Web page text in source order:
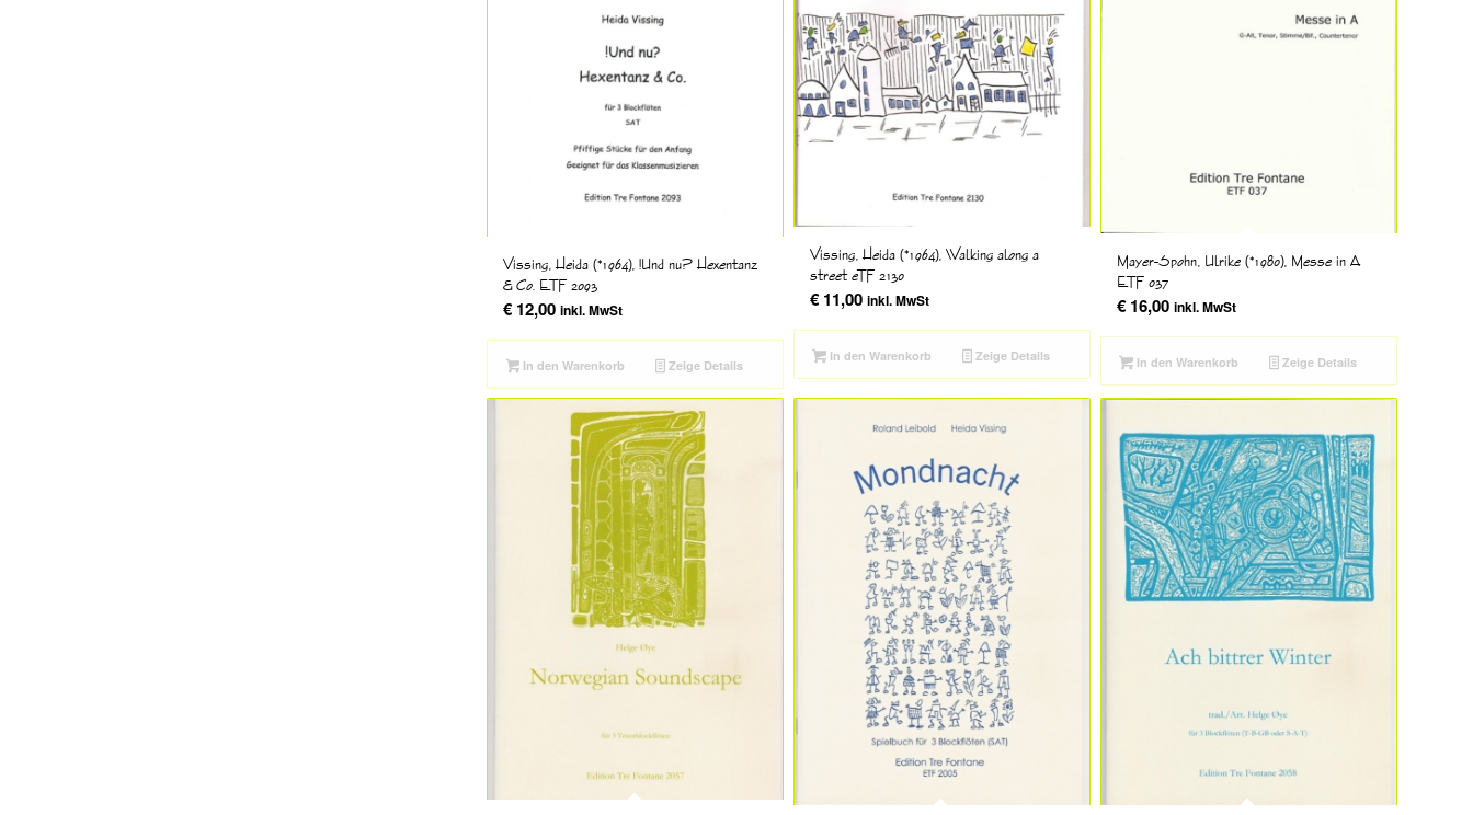
Vissing, Heida (*1964), !Und nu? Hexentanz
& Co. ETF 2093
€12,00 inkl. MwSt
In den Warenkorb Zeige Details
Vissing, Heida (*1964), Walking along a
street eTF 2130
€11,00 inkl. MwSt
In den Warenkorb Zeige Details
Mayer-Spohn, Ulrike (*1980), Messe in A
ETF 037
€16,00 inkl. MwSt
In den Warenkorb Zeige Details